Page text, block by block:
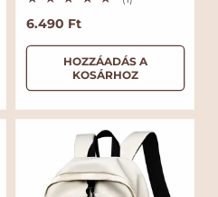
z
e
s
é
t
k
e
l
é
s
N
o
á
l
6.490 Ft
HOZZÁADÁS A
KOSÁRHOZ